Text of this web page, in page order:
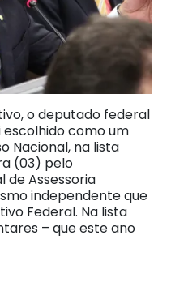
o deputado federal
escolhido como um
Nacional, na lista
(03) pelo
Assessoria
independente que
Federal. Na lista
– que este ano